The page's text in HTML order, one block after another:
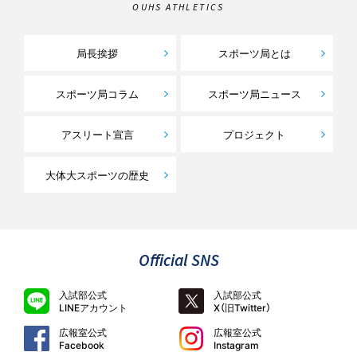
OUHS ATHLETICS
局長挨拶 スポーツ局とは
スポーツ局コラム スポーツ局ニュース
アスリート宣言 プロジェクト
大体大スポーツの歴史
Official SNS
入試部公式
LINEアカウント
入試部公式
X（旧Twitter）
広報室公式
Facebook
広報室公式
Instagram